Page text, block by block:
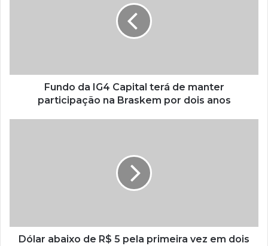
Fundo da IG4 Capital terá de manter
participação na Braskem por dois anos
Dólar abaixo de R$ 5 pela primeira vez em dois